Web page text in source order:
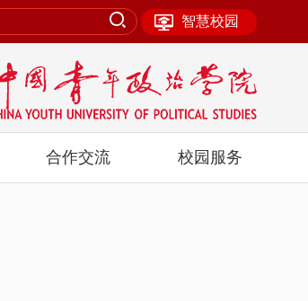
智慧校园
合作交流 校园服务